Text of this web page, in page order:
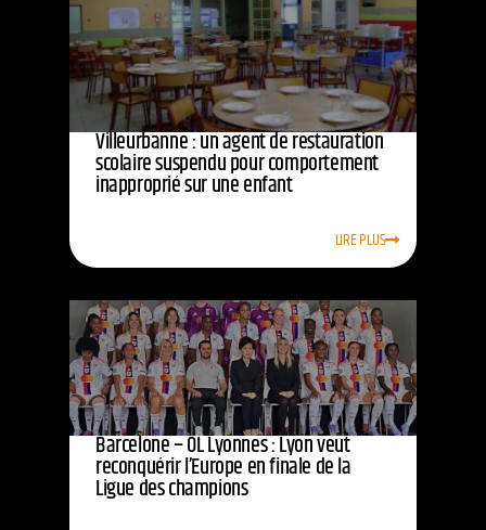
Villeurbanne : un agent de restauration
scolaire suspendu pour comportement
inapproprié sur une enfant
LIRE PLUS
Barcelone – OL Lyonnes : Lyon veut
reconquérir l’Europe en finale de la
Ligue des champions